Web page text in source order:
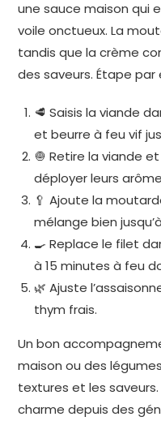
une sauce maison qui
voile onctueux. La
tandis que la crème
des saveurs. Étape par
🥩 Saisis la viande
et beurre à feu vif
🧅 Retire la viande
déployer leurs
🥄 Ajoute la
mélange bien
🍳 Replace le filet
à 15 minutes à feu
🌿 Ajuste
thym frais.
Un bon
maison ou des
textures et les
charme depuis des